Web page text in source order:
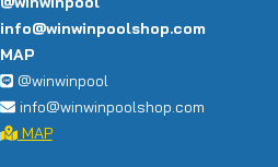
info@winwinpoolshop.com
MAP
@winwinpool
info@winwinpoolshop.com
MAP